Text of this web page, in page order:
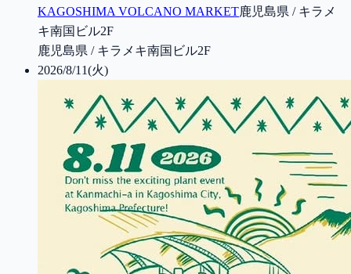
KAGOSHIMA VOLCANO MARKET鹿児島県 / キラメ
キ南国ビル2F
鹿児島県 / キラメキ南国ビル2F
2026/8/11(火)